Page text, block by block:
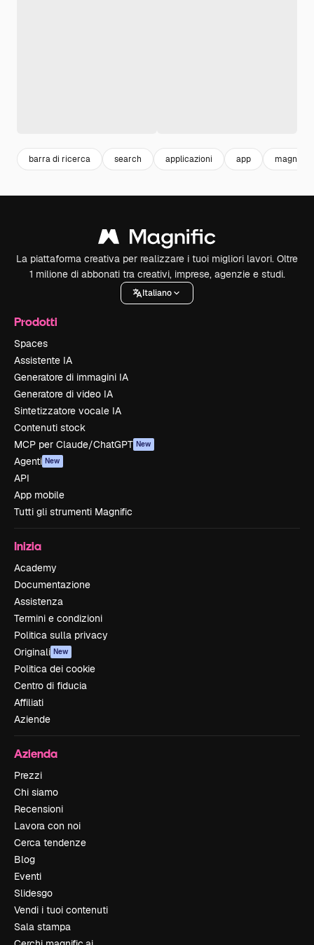
barra di ricerca search applicazioni app magnifier
La piattaforma creativa per realizzare i tuoi migliori lavori. Oltre
1 milione di abbonati tra creativi, imprese, agenzie e studi.
Italiano
Prodotti
Spaces
Assistente IA
Generatore di immagini IA
Generatore di video IA
Sintetizzatore vocale IA
Contenuti stock
MCP per Claude/ChatGPT New
Agenti New
API
App mobile
Tutti gli strumenti Magnific
Inizia
Academy
Documentazione
Assistenza
Termini e condizioni
Politica sulla privacy
Originali New
Politica dei cookie
Centro di fiducia
Affiliati
Aziende
Azienda
Prezzi
Chi siamo
Recensioni
Lavora con noi
Cerca tendenze
Blog
Eventi
Slidesgo
Vendi i tuoi contenuti
Sala stampa